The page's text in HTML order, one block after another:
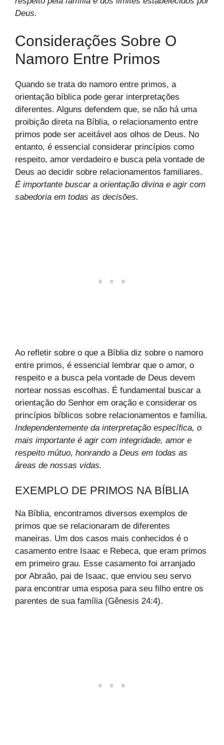
Deus.
Considerações Sobre O
Namoro Entre Primos
Quando se trata do namoro entre primos, a
orientação bíblica pode gerar interpretações
diferentes. Alguns defendem que, se não há uma
proibição direta na Bíblia, o relacionamento entre
primos pode ser aceitável aos olhos de Deus. No
entanto, é essencial considerar princípios como
respeito, amor verdadeiro e busca pela vontade de
Deus ao decidir sobre relacionamentos familiares.
É importante buscar a orientação divina e agir com
sabedoria em todas as decisões.
Ao refletir sobre o que a Bíblia diz sobre o namoro
entre primos, é essencial lembrar que o amor, o
respeito e a busca pela vontade de Deus devem
nortear nossas escolhas. É fundamental buscar a
orientação do Senhor em oração e considerar os
princípios bíblicos sobre relacionamentos e família.
Independentemente da interpretação específica, o
mais importante é agir com integridade, amor e
respeito mútuo, honrando a Deus em todas as
áreas de nossas vidas.
EXEMPLO DE PRIMOS NA BÍBLIA
Na Bíblia, encontramos diversos exemplos de
primos que se relacionaram de diferentes
maneiras. Um dos casos mais conhecidos é o
casamento entre Isaac e Rebeca, que eram primos
em primeiro grau. Esse casamento foi arranjado
por Abraão, pai de Isaac, que enviou seu servo
para encontrar uma esposa para seu filho entre os
parentes de sua família (Gênesis 24:4).